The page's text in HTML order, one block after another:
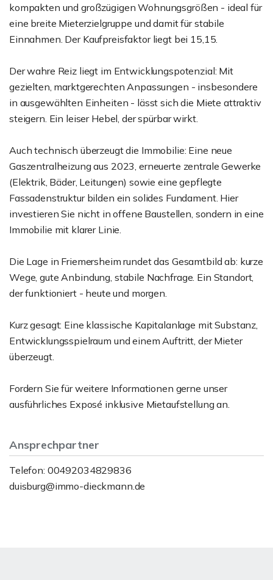
kompakten und großzügigen Wohnungsgrößen - ideal für
eine breite Mieterzielgruppe und damit für stabile
Einnahmen. Der Kaufpreisfaktor liegt bei 15,15.
Der wahre Reiz liegt im Entwicklungspotenzial: Mit
gezielten, marktgerechten Anpassungen - insbesondere
in ausgewählten Einheiten - lässt sich die Miete attraktiv
steigern. Ein leiser Hebel, der spürbar wirkt.
Auch technisch überzeugt die Immobilie: Eine neue
Gaszentralheizung aus 2023, erneuerte zentrale Gewerke
(Elektrik, Bäder, Leitungen) sowie eine gepflegte
Fassadenstruktur bilden ein solides Fundament. Hier
investieren Sie nicht in offene Baustellen, sondern in eine
Immobilie mit klarer Linie.
Die Lage in Friemersheim rundet das Gesamtbild ab: kurze
Wege, gute Anbindung, stabile Nachfrage. Ein Standort,
der funktioniert - heute und morgen.
Kurz gesagt: Eine klassische Kapitalanlage mit Substanz,
Entwicklungsspielraum und einem Auftritt, der Mieter
überzeugt.
Fordern Sie für weitere Informationen gerne unser
ausführliches Exposé inklusive Mietaufstellung an.
Ansprechpartner
Telefon: 00492034829836
duisburg@immo-dieckmann.de